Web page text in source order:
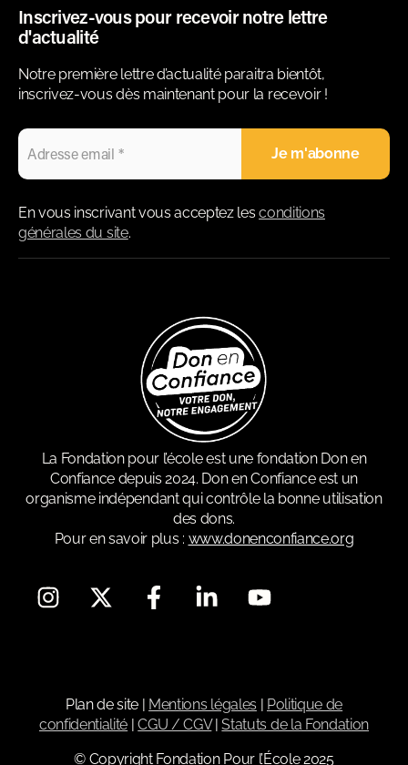
Inscrivez-vous pour recevoir notre lettre
d'actualité
Notre première lettre d’actualité paraitra bientôt,
inscrivez-vous dès maintenant pour la recevoir !
En vous inscrivant vous acceptez lesconditions
générales du site.
La Fondation pour l’école est une fondation Don en
Confiance depuis 2024. Don en Confiance est un
organisme indépendant qui contrôle la bonne utilisation
des dons.
Pour en savoir plus : www.donenconfiance.org
Plan de site | Mentions légales | Politique de
confidentialité |CGU / CGV|Statuts de la Fondation
© Copyright Fondation Pour l’École 2025